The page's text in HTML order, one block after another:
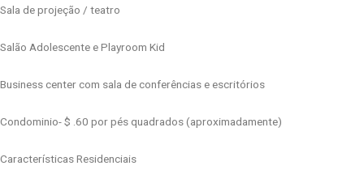
Sala de projeção / teatro
Salão Adolescente e Playroom Kid
Business center com sala de conferências e escritórios
Condominio- $ .60 por pés quadrados (aproximadamente)
Características Residenciais